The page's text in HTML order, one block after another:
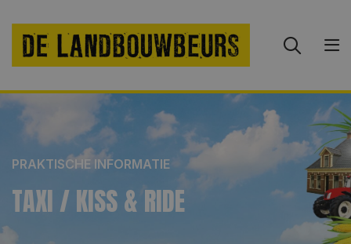
PRAKTISCHE INFORMATIE
TAXI / KISS & RIDE